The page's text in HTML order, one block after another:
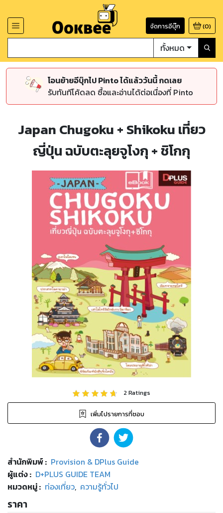
จัดการอีบุ๊ก (0)
ทั้งหมด
โอนย้ายอีบุ๊กไป Pinto ได้แล้ววันนี้ กดเลย
รับทันทีโค้ดลด ซื้อและอ่านได้ต่อเนื่องที่ Pinto
Japan Chugoku + Shikoku เที่ยว
ญี่ปุ่น ฉบับตะลุยจูโงกุ + ชิโกกุ
2Ratings
เพิ่มไปรายการที่ชอบ
สำนักพิมพ์: Provision & DPlus Guide
ผู้แต่ง : D+PLUS GUIDE TEAM
หมวดหมู่: ท่องเที่ยว, ความรู้ทั่วไป
ราคา